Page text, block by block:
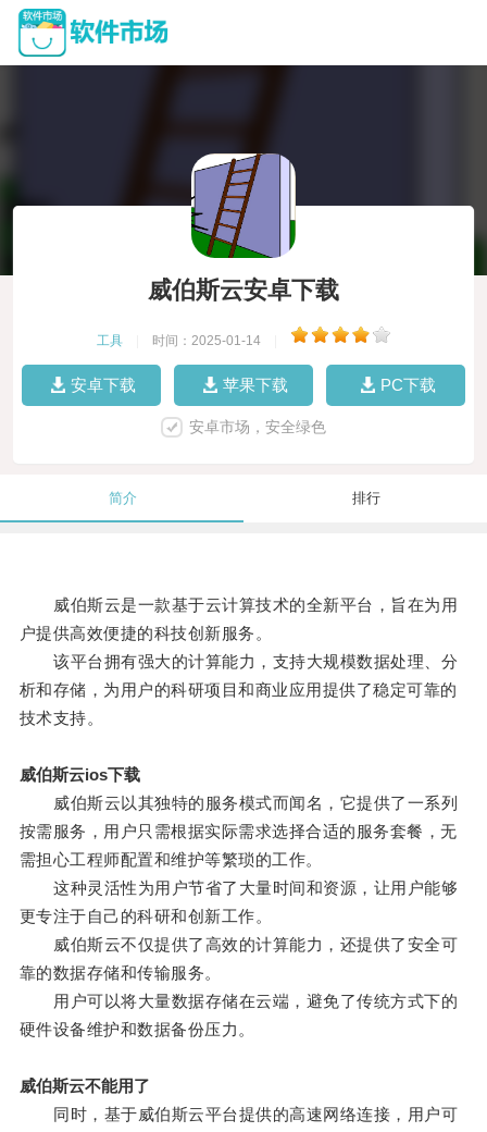
威伯斯云安卓下载
工具 时间：2025-01-14
安卓下载 苹果下载 PC下载
安卓市场，安全绿色
简介 排行
威伯斯云是一款基于云计算技术的全新平台，旨在为用
户提供高效便捷的科技创新服务。
该平台拥有强大的计算能力，支持大规模数据处理、分
析和存储，为用户的科研项目和商业应用提供了稳定可靠的
技术支持。
威伯斯云ios下载
威伯斯云以其独特的服务模式而闻名，它提供了一系列
按需服务，用户只需根据实际需求选择合适的服务套餐，无
需担心工程师配置和维护等繁琐的工作。
这种灵活性为用户节省了大量时间和资源，让用户能够
更专注于自己的科研和创新工作。
威伯斯云不仅提供了高效的计算能力，还提供了安全可
靠的数据存储和传输服务。
用户可以将大量数据存储在云端，避免了传统方式下的
硬件设备维护和数据备份压力。
威伯斯云不能用了
同时，基于威伯斯云平台提供的高速网络连接，用户可